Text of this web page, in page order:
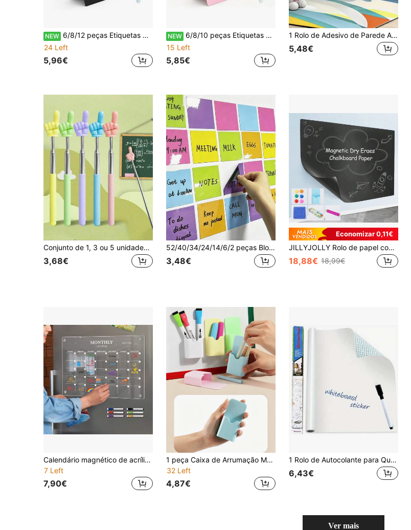
NEW 6/8/12 peças Etiquetas para Comida de Buffet de Festa, Mini Placas de Ardósia para Exibição de Alimentos, Etiquetas de Preço em PVC para Fornecimentos de Catering/Artigos de Festa/Exibição de Buffet/Etiquetas de Alimentos, Inclui 1 Caneta Marcadora Líquida
24 Left
5,96€
NEW 6/8/10 peças Etiquetas de Alimentos para Buffet de Festa, Placas de Lousa Mini para Exposição de Alimentos, Etiquetas de Preço em PVC para Fornecimentos de Catering/Artigos de Festa/Exposição de Buffet/Etiquetas de Alimentos, Inclui 1 Caneta Marcadora Líquida
15 Left
5,85€
1 Rolo de Adesivo de Parede Autoadesivo para Quadro Branco/Negro com Apagador, Quadro de Avisos em Tela para Decoração de Escritório e Casa (Inclui Estilete + Marcador para Quadro Branco + Pano Dentro do Rolo; Adesivo Removível e Película Embalados Juntos, É Necessário Desenrolar a Película para Visualizar o Adesivo)
5,48€
Conjunto de 1, 3 ou 5 unidades de ponteiros de leitura retráteis, ponteiros didáticos, disponíveis em várias cores. Ponteiro de leitura eletrônico retrátil, ferramenta de ensino, ideal para sacolas de presentes de aniversário, lembrancinhas de festa, recompensas em sala de aula e prêmios de carnaval (cor aleatória).
3,68€
52/40/34/24/14/6/2 peças Blocos de Notas Magnéticos Reutilizáveis, Tamanho 7,62x7,62cm | Etiquetas Apagáveis, Adequados para Quadros Brancos, Frigoríficos, Armários de Arrumação - Perfeitos para Organização de Escritório, Sala de Aula e Uso de Notas em Casa, Essenciais para Sala de Aula, Organização de Sala de Aula, Sala de Aula
3,48€
Economizar 0,11€
JILLYJOLLY Rolo de papel contact magnético para quadro-negro, 1 peça, autoadesivo, giz, removível, adesivo de parede para quadro-negro, 40 x 60 cm/15,7 x 23,6 pol., 45 x 100 cm/17,7 x 39,3 pol., adesivo de grafite, uso para escritório/ensino, material escolar, volta às aulas
18,88€ 18,99€
Calendário magnético de acrílico para geladeira, quadro branco, colorido e transparente, com marcador, para adultos, armazenamento em casa e no escritório, para material escolar, volta às aulas
7 Left
7,90€
1 peça Caixa de Arrumação Magnética - Organizador de Canetas e Borrachas Elegante e Leve, Poupa Espaço, - Acessório de Quadro Branco de Uso Duplo para Decoração de Sala de Aula/Escritório, Caixa de Arrumação Portátil com Desenho Animado - Presente Criativo para Professor/Aluno, Estojo de Lápis, Artigos de Papelaria, Bolsa
32 Left
4,87€
1 Rolo de Autocolante para Quadro Negro/Branco (45*200cm/Marcador de Quadro Branco Grátis), Pode Ser Aplicado em Paredes, Quadros Brancos, Paredes de Grafite, Autocolantes de Quadro Branco Autoadesivos, Autocolantes para Portas, Quadros Brancos de Escritório/Sala de Aula, Quadros de Avisos e Mais.
6,43€
Ver mais